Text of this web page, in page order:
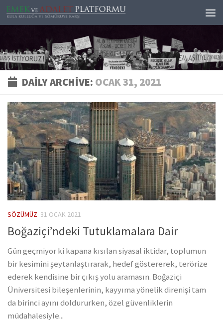
Skip to content
DAILY ARCHIVE: OCAK 31, 2021
SÖZÜMÜZ 31 OCAK 2021
Boğaziçi’ndeki Tutuklamalara Dair
Gün geçmiyor ki kapana kısılan siyasal iktidar, toplumun
bir kesimini şeytanlaştırarak, hedef göstererek, terörize
ederek kendisine bir çıkış yolu aramasın. Boğaziçi
Üniversitesi bileşenlerinin, kayyıma yönelik direnişi tam
da birinci ayını doldururken, özel güvenliklerin
müdahalesiyle...